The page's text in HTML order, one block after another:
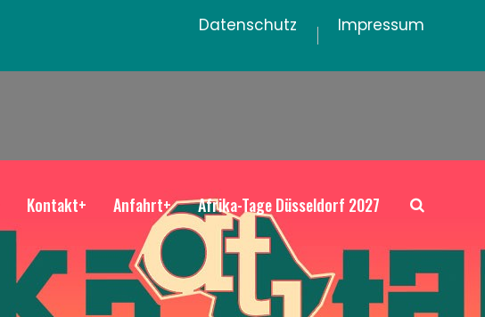
Datenschutz Impressum
Kontakt+ Anfahrt+ Afrika-Tage Düsseldorf 2027